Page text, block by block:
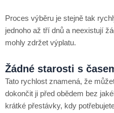
Proces výběru je stejně tak
jednoho až tří dnů a neexistují
mohly zdržet výplatu.
Žádné starosti s
Tato rychlost znamená, že
dokončit ji před obědem bez
krátké přestávky, kdy